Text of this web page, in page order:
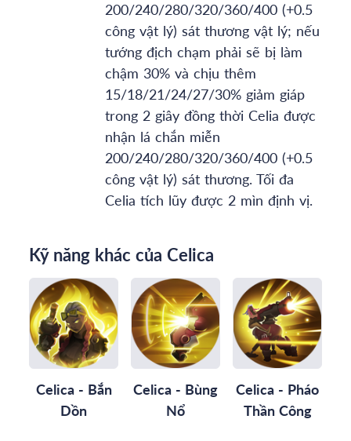
200/240/280/320/360/400 (+0.5
công vật lý) sát thương vật lý; nếu
tướng địch chạm phải sẽ bị làm
chậm 30% và chịu thêm
15/18/21/24/27/30% giảm giáp
trong 2 giây đồng thời Celia được
nhận lá chắn miễn
200/240/280/320/360/400 (+0.5
công vật lý) sát thương. Tối đa
Celia tích lũy được 2 mìn định vị.
Kỹ năng khác của Celica
Celica - Bắn
Dồn
Celica - Bùng
Nổ
Celica - Pháo
Thần Công